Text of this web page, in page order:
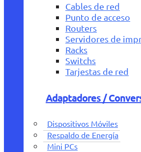
Cables de red
Punto de acceso
Routers
Servidores de
Racks
Switchs
Tarjestas de red
Adaptadores /
Dispositivos Móviles
Respaldo de Energía
Mini PCs